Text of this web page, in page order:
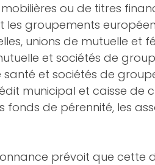
ou de titres
les groupements
unions de mutuelle et
et sociétés de
et sociétés de
municipal et caisse de
de pérennité, les
prévoit que cette